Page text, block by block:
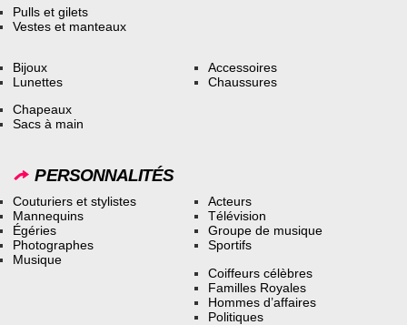
Pulls et gilets
Vestes et manteaux
Bijoux
Lunettes
Accessoires
Chaussures
Chapeaux
Sacs à main
PERSONNALITÉS
Couturiers et stylistes
Mannequins
Égéries
Photographes
Musique
Acteurs
Télévision
Groupe de musique
Sportifs
Coiffeurs célèbres
Familles Royales
Hommes d’affaires
Politiques